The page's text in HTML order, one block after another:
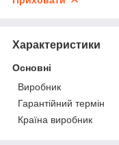
Характеристики
Основні
Виробник
Гарантійний термін
Країна виробник